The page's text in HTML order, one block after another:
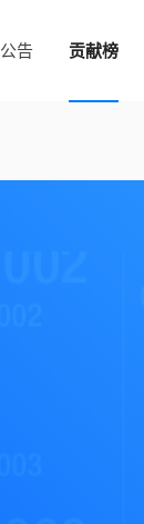
公告 贡献榜